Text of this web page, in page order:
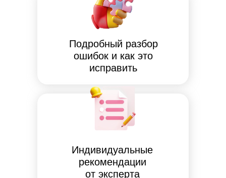
Подробный разбор
ошибок и как это
исправить
Индивидуальные
рекомендации
от эксперта